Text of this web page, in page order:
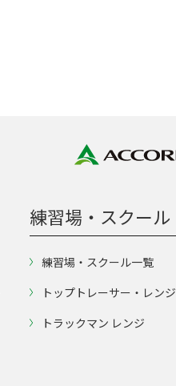
練習場・スクール
練習場・スクール一覧
トップトレーサー・レンジ
トラックマン レンジ